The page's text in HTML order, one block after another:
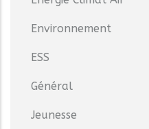
Environnement
ESS
Général
Jeunesse